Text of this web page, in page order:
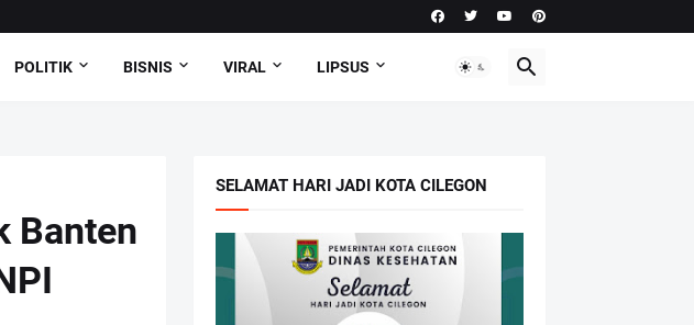
POLITIK BISNIS VIRAL LIPSUS
Banten
SELAMAT HARI JADI KOTA CILEGON